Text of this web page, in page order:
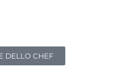
DELLO CHEF